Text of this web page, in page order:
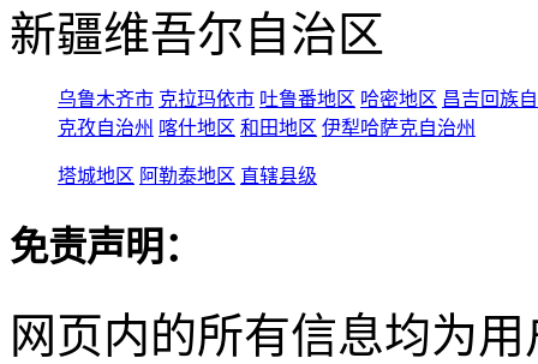
新疆维吾尔自治区
乌鲁木齐市 克拉玛依市 吐鲁番地区 哈密地区 昌吉回族
克孜自治州 喀什地区 和田地区 伊犁哈萨克自治州
塔城地区 阿勒泰地区 直辖县级
免责声明：
网页内的所有信息均为